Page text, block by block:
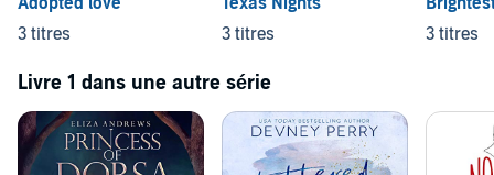
3 titres
3 titres
3 titres
Livre 1 dans une autre série